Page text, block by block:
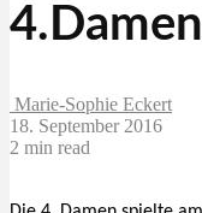
4.Damen
Marie-Sophie Eckert
18. September 2016
2 min read